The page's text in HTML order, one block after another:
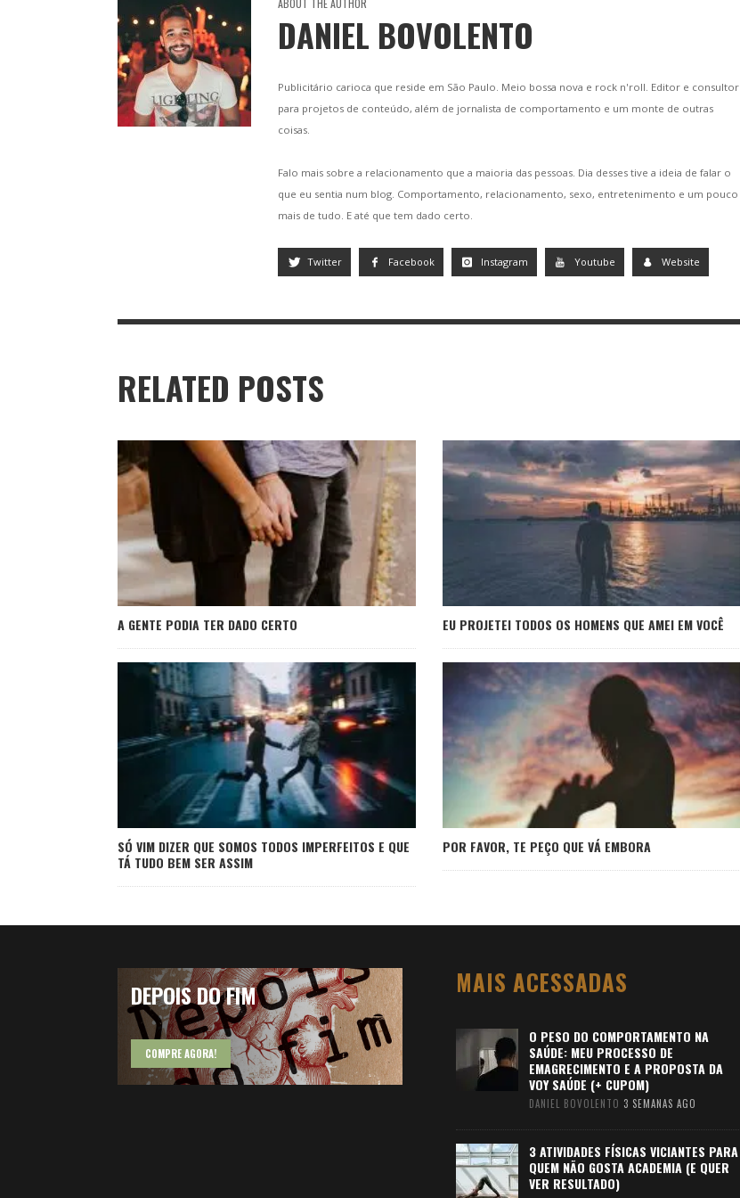
DANIEL BOVOLENTO
Publicitário carioca que reside em São Paulo. Meio bossa nova e rock n'roll. Editor e consultor
para projetos de conteúdo, além de jornalista de comportamento e um monte de outras
coisas.
Falo mais sobre a relacionamento que a maioria das pessoas. Dia desses tive a ideia de falar o
que eu sentia num blog. Comportamento, relacionamento, sexo, entretenimento e um pouco
mais de tudo. E até que tem dado certo.
Twitter Facebook Instagram Youtube Website
RELATED POSTS
A GENTE PODIA TER DADO CERTO EU PROJETEI TODOS OS HOMENS QUE AMEI EM VOCÊ
SÓ VIM DIZER QUE SOMOS TODOS IMPERFEITOS E QUE
TÁ TUDO BEM SER ASSIM
POR FAVOR, TE PEÇO QUE VÁ EMBORA
DEPOIS DO FIM
COMPRE AGORA!
MAIS ACESSADAS
O PESO DO COMPORTAMENTO NA
SAÚDE: MEU PROCESSO DE
EMAGRECIMENTO E A PROPOSTA DA
VOY SAÚDE (+ CUPOM)
DANIEL BOVOLENTO 3 SEMANAS AGO
3 ATIVIDADES FÍSICAS VICIANTES PARA
QUEM NÃO GOSTA ACADEMIA (E QUER
VER RESULTADO)